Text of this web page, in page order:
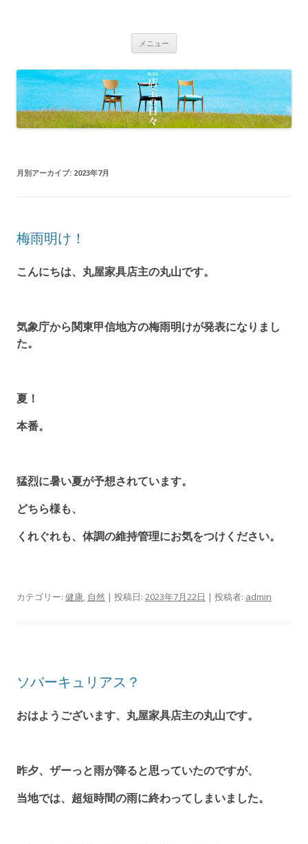
市・塩尻市 木の家具、こだわりの家
具の専門店
メニュー
テ
ン
ツ
へ
移
月別アーカイブ: 2023年7月
梅雨明け！
こんにちは、丸屋家具店主の丸山です。
気象庁から関東甲信地方の梅雨明けが発表になりまし
た。
夏！
本番。
猛烈に暑い夏が予想されています。
どちら様も、
くれぐれも、体調の維持管理にお気をつけください。
カテゴリー: 健康, 自然 | 投稿日: 2023年7月22日 | 投稿者: admin
ソバーキュリアス？
おはようございます、丸屋家具店主の丸山です。
昨夕、ザーっと雨が降ると思っていたのですが、
当地では、超短時間の雨に終わってしまいました。